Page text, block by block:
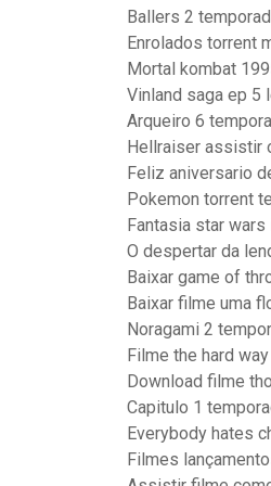
Ballers 2
Enrolados torrent
Mortal kombat
Vinland saga ep 5
Arqueiro 6
Hellraiser assistir
Feliz aniversario
Pokemon torrent
Fantasia star
O despertar da
Baixar game of
Baixar filme uma
Noragami 2
Filme the hard way
Download filme
Capitulo 1
Everybody hates
Filmes